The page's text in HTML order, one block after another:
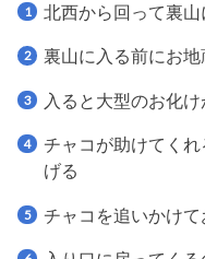
北西から回って裏山
裏山に入る前にお
入ると大型のお化
チャコが助けてく
げる
チャコを追いかけ